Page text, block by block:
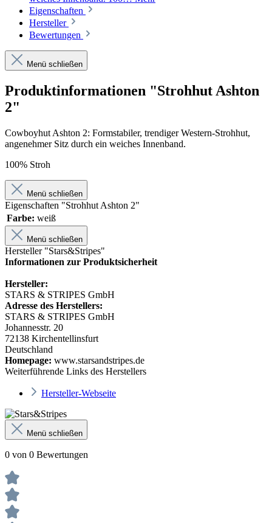
Eigenschaften
Hersteller
Bewertungen
Menü schließen
Produktinformationen "Strohhut Ashton
2"
Cowboyhut Ashton 2: Formstabiler, trendiger Western-Strohhut,
angenehmer Sitz durch ein weiches Innenband.
100% Stroh
Menü schließen
Eigenschaften "Strohhut Ashton 2"
Farbe: weiß
Menü schließen
Hersteller "Stars&Stripes"
Informationen zur Produktsicherheit
Hersteller:
STARS & STRIPES GmbH
Adresse des Herstellers:
STARS & STRIPES GmbH
Johannesstr. 20
72138 Kirchentellinsfurt
Deutschland
Homepage: www.starsandstripes.de
Weiterführende Links des Herstellers
Hersteller-Webseite
Menü schließen
0 von 0 Bewertungen